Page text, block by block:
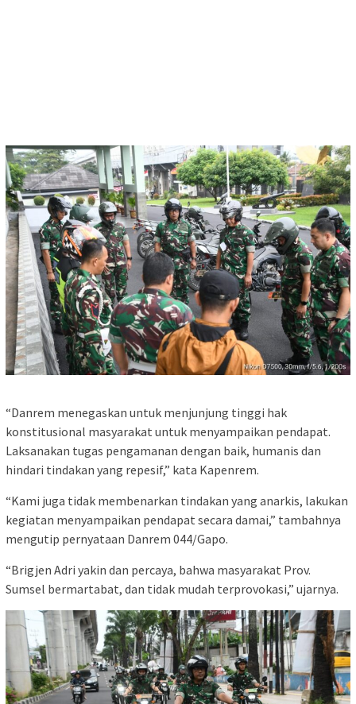
“Danrem menegaskan untuk menjunjung tinggi hak
konstitusional masyarakat untuk menyampaikan pendapat.
Laksanakan tugas pengamanan dengan baik, humanis dan
hindari tindakan yang repesif,” kata Kapenrem.
“Kami juga tidak membenarkan tindakan yang anarkis, lakukan
kegiatan menyampaikan pendapat secara damai,” tambahnya
mengutip pernyataan Danrem 044/Gapo.
“Brigjen Adri yakin dan percaya, bahwa masyarakat Prov.
Sumsel bermartabat, dan tidak mudah terprovokasi,” ujarnya.